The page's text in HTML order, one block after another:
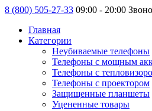
8 (800) 505-27-33 09:00 - 20:00
Главная
Категории
Неубиваемые телефоны
Телефоны с мощным
Телефоны с
Телефоны с проектором
Защищенные планшеты
Уцененные товары